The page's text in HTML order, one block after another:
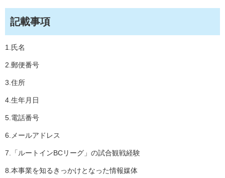
記載事項
1.氏名
2.郵便番号
3.住所
4.生年月日
5.電話番号
6.メールアドレス
7.「ルートインBCリーグ」の試合観戦経験
8.本事業を知るきっかけとなった情報媒体